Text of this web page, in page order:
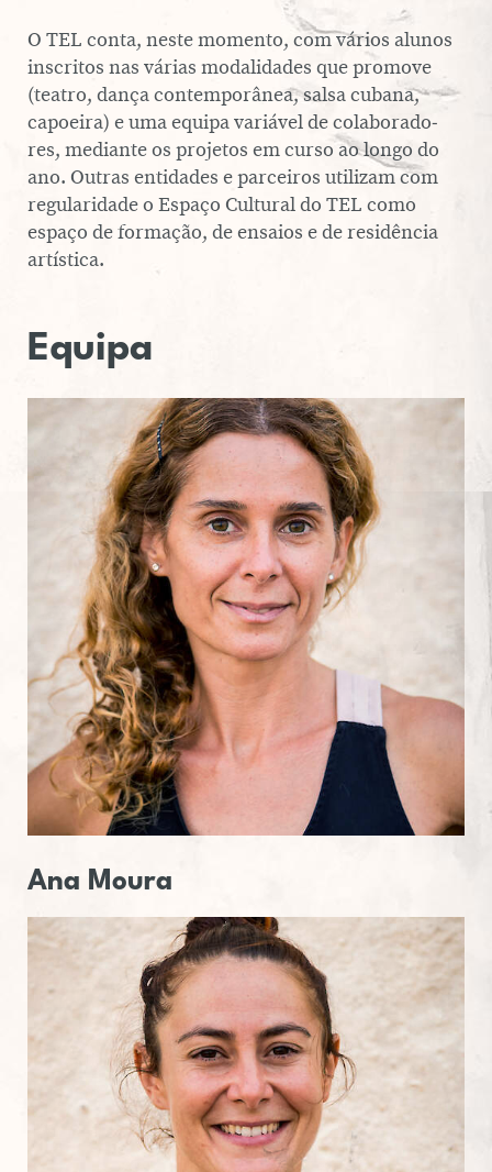
O TEL conta, neste momento, com vários alunos
ins­cri­tos nas várias mo­da­li­da­des que promove
(teatro, dança con­tem­po­râ­nea, salsa cubana,
capoeira) e uma equipa variável de co­la­bo­ra­do­
res, mediante os projetos em curso ao longo do
ano. Outras en­ti­da­des e par­cei­ros utilizam com
re­gu­la­ri­dade o Espaço Cultural do TEL como
espaço de formação, de ensaios e de re­si­dên­cia
ar­tís­tica.
Equipa
Ana Moura